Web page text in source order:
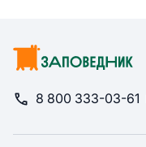
8 800 333-03-61